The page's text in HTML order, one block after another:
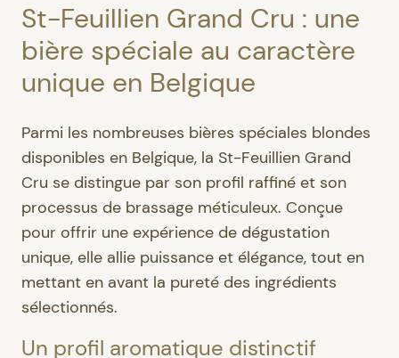
St-Feuillien Grand Cru : une
bière spéciale au caractère
unique en Belgique
Parmi les nombreuses bières spéciales blondes
disponibles en Belgique, la St-Feuillien Grand
Cru se distingue par son profil raffiné et son
processus de brassage méticuleux. Conçue
pour offrir une expérience de dégustation
unique, elle allie puissance et élégance, tout en
mettant en avant la pureté des ingrédients
sélectionnés.
Un profil aromatique distinctif